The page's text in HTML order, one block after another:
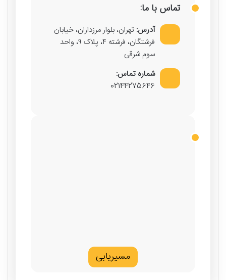
تماس با ما:
آدرس: تهران، بلوار مرزداران، خیابان
فرشتگان، فرشته ۴، پلاک ۹، واحد
سوم شرقی
شماره تماس:
02144275646
مسیریابی